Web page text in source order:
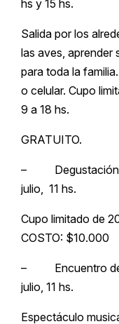
hs y 15 hs.
Salida por los
las aves,
para toda la
o celular. Cupo
9 a 18 hs.
GRATUITO.
– Degustación
julio, 11 hs.
Cupo limitado de
COSTO: $10.000
– Encuentro de
julio, 11 hs.
Espectáculo